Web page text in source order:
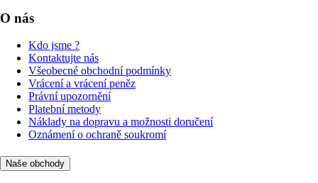
O nás
Kdo jsme ?
Kontaktujte nás
Všeobecné obchodní podmínky
Vrácení a vrácení peněz
Právní upozornění
Platební metody
Náklady na dopravu a možnosti doručení
Oznámení o ochraně soukromí
Naše obchody